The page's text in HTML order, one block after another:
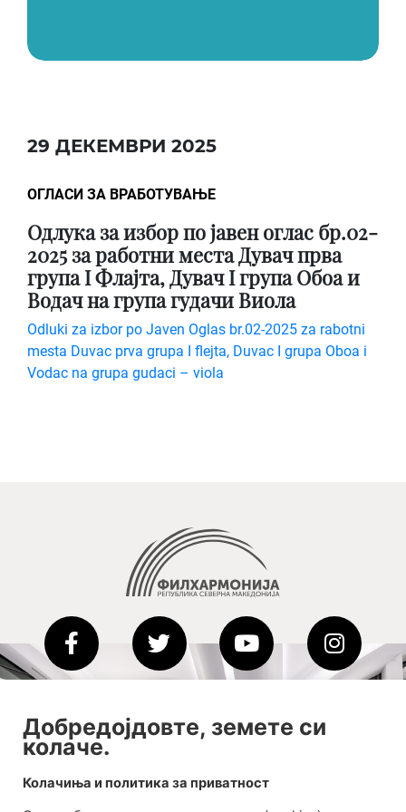
29 ДЕКЕМВРИ 2025
ОГЛАСИ ЗА ВРАБОТУВАЊЕ
Oдлука за избор по јавен оглас бр.02-
2025 за работни места Дувач прва
група I Флајта, Дувач I група Обоа и
Водач на група гудачи Виола
Odluki za izbor po Javen Oglas br.02-2025 za rabotni
mesta Duvac prva grupa I flejta, Duvac I grupa Oboa i
Vodac na grupa gudaci – viola
2020-09-01_argument!
Filharmonija
Добредојдовте, земете си
колаче.
Колачиња и политика за приватност